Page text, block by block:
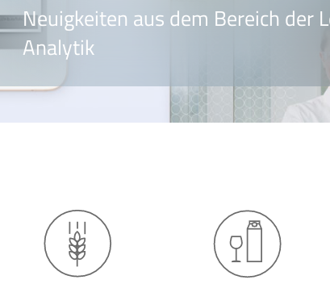
Neuigkeiten aus dem Bereich
Analytik